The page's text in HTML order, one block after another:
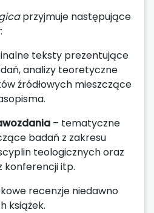
przyjmuje następujące
teksty prezentujące
analizy teoretyczne
źródłowych mieszczące
– tematyczne
badań z zakresu
teologicznych oraz
konferencji itp.
recenzje niedawno
książek.